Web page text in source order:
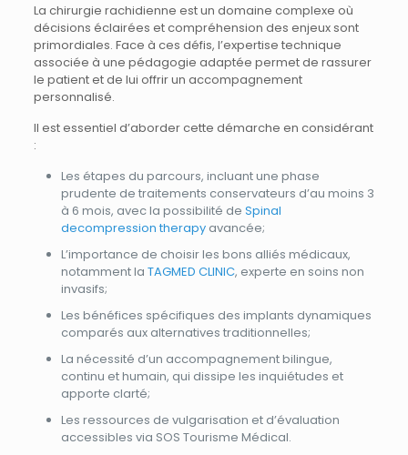
La chirurgie rachidienne est un domaine complexe où
décisions éclairées et compréhension des enjeux sont
primordiales. Face à ces défis, l’expertise technique
associée à une pédagogie adaptée permet de rassurer
le patient et de lui offrir un accompagnement
personnalisé.
Il est essentiel d’aborder cette démarche en considérant
:
Les étapes du parcours, incluant une phase
prudente de traitements conservateurs d’au moins 3
à 6 mois, avec la possibilité de Spinal
decompression therapyavancée;
L’importance de choisir les bons alliés médicaux,
notamment la TAGMED CLINIC, experte en soins non
invasifs;
Les bénéfices spécifiques des implants dynamiques
comparés aux alternatives traditionnelles;
La nécessité d’un accompagnement bilingue,
continu et humain, qui dissipe les inquiétudes et
apporte clarté;
Les ressources de vulgarisation et d’évaluation
accessibles via SOS Tourisme Médical.